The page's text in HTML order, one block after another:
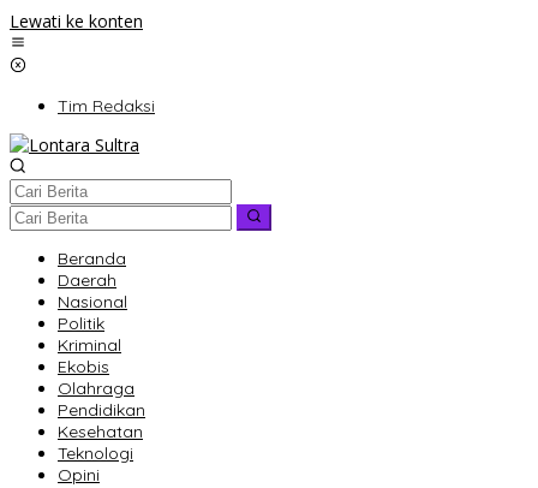
Lewati ke konten
Tim Redaksi
Beranda
Daerah
Nasional
Politik
Kriminal
Ekobis
Olahraga
Pendidikan
Kesehatan
Teknologi
Opini